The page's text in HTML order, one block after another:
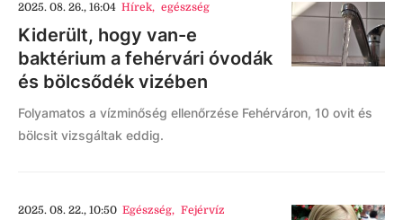
2025. 08. 26., 16:04 Hírek, egészség
Kiderült, hogy van-e
baktérium a fehérvári óvodák
és bölcsődék vizében
Folyamatos a vízminőség ellenőrzése Fehérváron, 10 ovit és
bölcsit vizsgáltak eddig.
2025. 08. 22., 10:50 Egészség, Fejérvíz